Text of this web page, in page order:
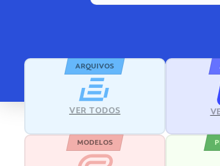
ARQUIVOS
VER TODOS
MODELOS